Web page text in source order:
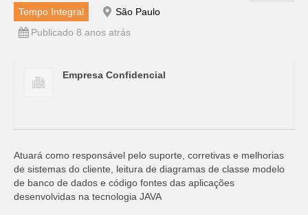
Tempo Integral
São Paulo
Publicado 8 anos atrás
Empresa Confidencial
Atuará como responsável pelo suporte, corretivas e melhorias
de sistemas do cliente, leitura de diagramas de classe modelo
de banco de dados e código fontes das aplicações
desenvolvidas na tecnologia JAVA